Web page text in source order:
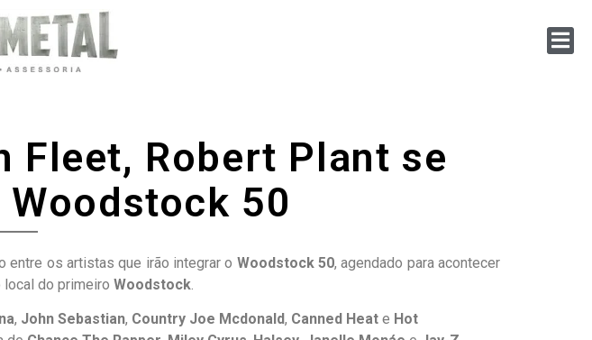
Fleet, Robert Plant se
50
entre os artistas que irão integrar o Woodstock 50, agendado para acontecer
local do primeiro Woodstock.
, John Sebastian, Country Joe Mcdonald, Canned Heat e Hot